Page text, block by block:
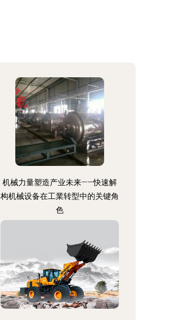
机械力量塑造产业未来——快速解
构机械设备在工業转型中的关键角
色